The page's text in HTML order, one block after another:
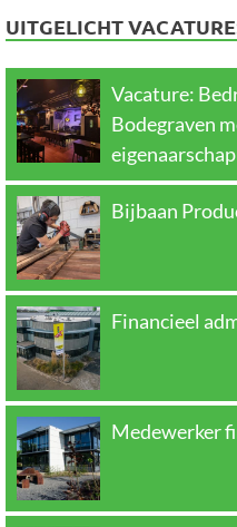
UITGELICHT
Vacature:
Bodegraven
eigenaarschap
Bijbaan
Financieel
Medewerker